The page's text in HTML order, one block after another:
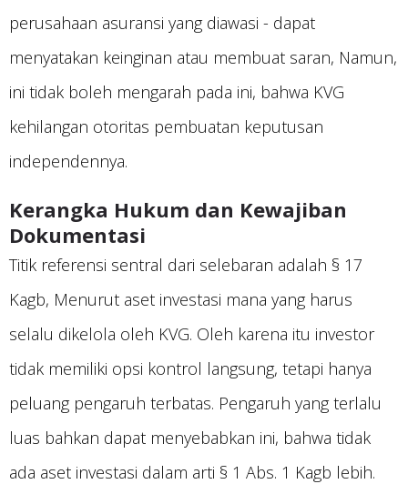
perusahaan asuransi yang diawasi - dapat
menyatakan keinginan atau membuat saran, Namun,
ini tidak boleh mengarah pada ini, bahwa KVG
kehilangan otoritas pembuatan keputusan
independennya.
Kerangka Hukum dan Kewajiban
Dokumentasi
Titik referensi sentral dari selebaran adalah § 17
Kagb, Menurut aset investasi mana yang harus
selalu dikelola oleh KVG. Oleh karena itu investor
tidak memiliki opsi kontrol langsung, tetapi hanya
peluang pengaruh terbatas. Pengaruh yang terlalu
luas bahkan dapat menyebabkan ini, bahwa tidak
ada aset investasi dalam arti § 1 Abs. 1 Kagb lebih.